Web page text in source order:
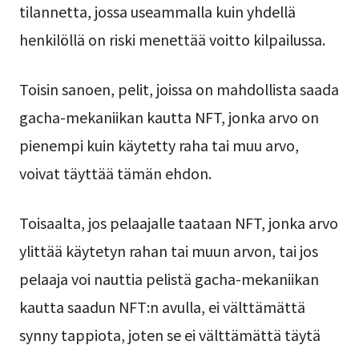
tilannetta, jossa useammalla kuin yhdellä
henkilöllä on riski menettää voitto kilpailussa.
Toisin sanoen, pelit, joissa on mahdollista saada
gacha-mekaniikan kautta NFT, jonka arvo on
pienempi kuin käytetty raha tai muu arvo,
voivat täyttää tämän ehdon.
Toisaalta, jos pelaajalle taataan NFT, jonka arvo
ylittää käytetyn rahan tai muun arvon, tai jos
pelaaja voi nauttia pelistä gacha-mekaniikan
kautta saadun NFT:n avulla, ei välttämättä
synny tappiota, joten se ei välttämättä täytä